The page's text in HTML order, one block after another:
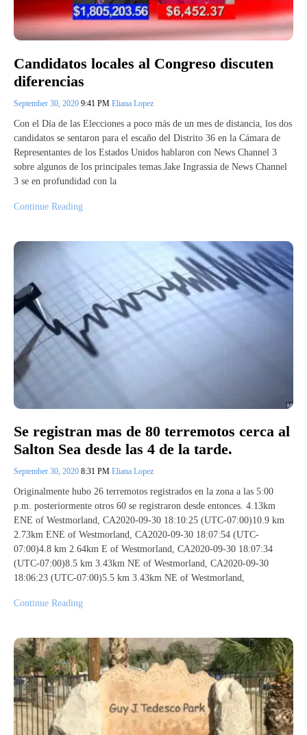
Candidatos locales al Congreso discuten
diferencias
September 30, 2020 9:41 PM Eliana Lopez
Con el Día de las Elecciones a poco más de un mes de distancia, los dos
candidatos se sentaron para el escaño del Distrito 36 en la Cámara de
Representantes de los Estados Unidos hablaron con News Channel 3
sobre algunos de los principales temas.Jake Ingrassia de News Channel
3 se en profundidad con la
Continue Reading
Se registran mas de 80 terremotos cerca al
Salton Sea desde las 4 de la tarde.
September 30, 2020 8:31 PM Eliana Lopez
Originalmente hubo 26 terremotos registrados en la zona a las 5:00
p.m. posteriormente otros 60 se registraron desde entonces. 4.13km
ENE of Westmorland, CA2020-09-30 18:10:25 (UTC-07:00)10.9 km
2.73km ENE of Westmorland, CA2020-09-30 18:07:54 (UTC-
07:00)4.8 km 2.64km E of Westmorland, CA2020-09-30 18:07:34
(UTC-07:00)8.5 km 3.43km NE of Westmorland, CA2020-09-30
18:06:23 (UTC-07:00)5.5 km 3.43km NE of Westmorland,
Continue Reading